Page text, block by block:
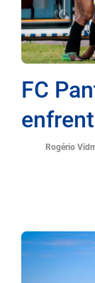
FC
Rogério